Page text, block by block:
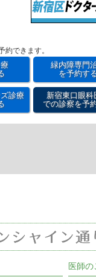
約できます。
緑内障専門
を予約す
診療
新宿東口眼科
での診察を予
医師の